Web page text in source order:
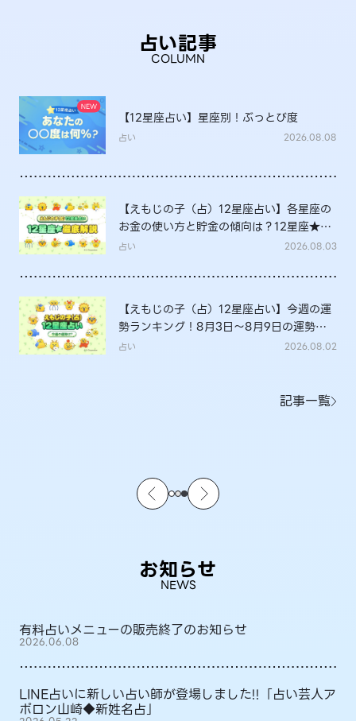
占い記事
COLUMN
【12星座占い】星座別！ぶっとび度
占い 2026.08.08
【えもじの子（占）12星座占い】各星座の
お金の使い方と貯金の傾向は？12星座★徹
底解説
占い 2026.08.03
【えもじの子（占）12星座占い】今週の運
勢ランキング！8月3日～8月9日の運勢
は？
占い 2026.08.02
記事一覧
お知らせ
NEWS
有料占いメニューの販売終了のお知らせ
2026.06.08
LINE占いに新しい占い師が登場しました!!「占い芸人ア
ポロン山崎◆新姓名占」